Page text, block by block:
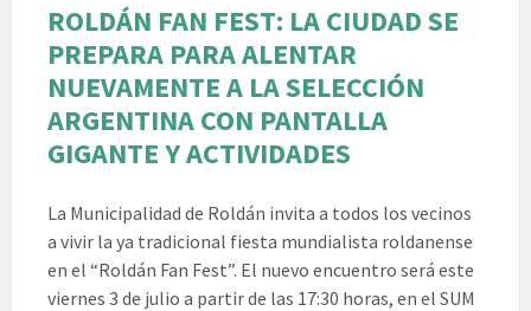
ROLDÁN FAN FEST: LA CIUDAD SE
PREPARA PARA ALENTAR
NUEVAMENTE A LA SELECCIÓN
ARGENTINA CON PANTALLA
GIGANTE Y ACTIVIDADES
La Municipalidad de Roldán invita a todos los vecinos
a vivir la ya tradicional fiesta mundialista roldanense
en el “Roldán Fan Fest”. El nuevo encuentro será este
viernes 3 de julio a partir de las 17:30 horas, en el SUM